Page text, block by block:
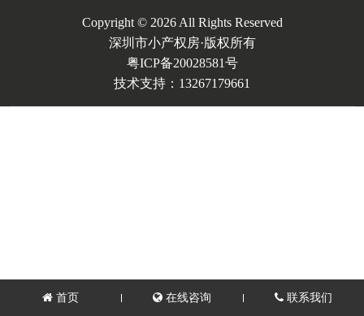
Copyright © 2026 All Rights Reserved
深圳市小产权房·版权所有
粤ICP备20028581号
技术支持：13267179661
首页 在线咨询 联系我们